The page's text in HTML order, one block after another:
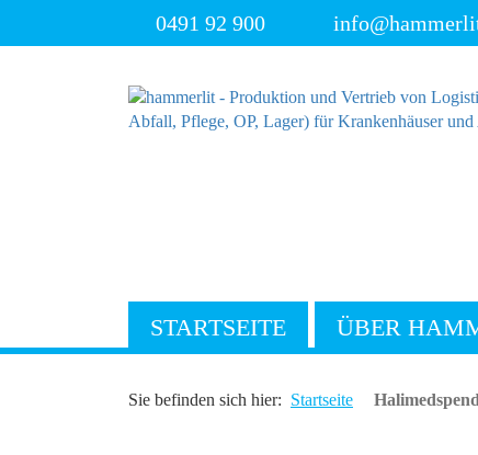
0491 92 900
STARTSEITE ÜBER
Sie befinden sich hier: Startseite